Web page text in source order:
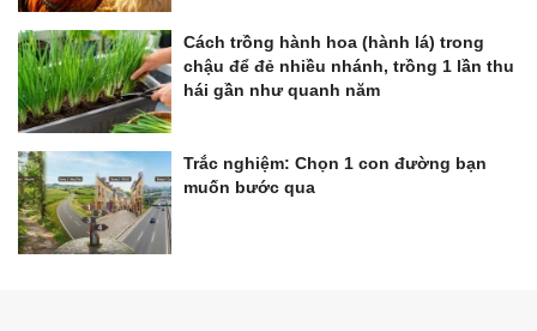
Cách trồng hành hoa (hành lá) trong
chậu để đẻ nhiều nhánh, trồng 1 lần thu
hái gần như quanh năm
Trắc nghiệm: Chọn 1 con đường bạn
muốn bước qua